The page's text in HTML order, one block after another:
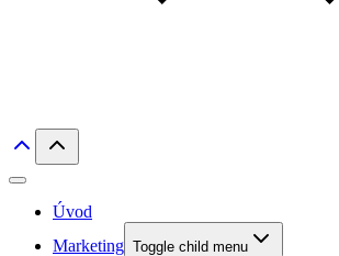
Úvod
Marketing Toggle child menu